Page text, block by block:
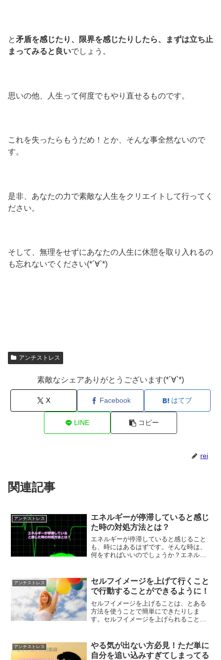
と矛盾を感じたり、限界を感じたりしたら、まずは立ち止
まってみると良いでしょう。
思いの他、人生って何度でもやり直せるものです。
これを失ったらもうだめ！とか、そんな事全然ないので
す。
是非、あなたの力で素敵な人生をクリエイトして行ってく
ださい。
そして、無理をせずにあなたの人生に休憩を取り入れるの
も忘れないでください(*´∀`*)
アンチストレス
素敵なシェアありがとうございます(*´∀`*)
X Facebook はてブ
LINE コピー
rei
関連記事
アンチストレス
エネルギーが停滞していると感じ
た時の対処方法とは？
エネルギーが停滞していると感じること
も、時にはあるはずです。そんな時は、
何をすればいいのでしょうか？エネルギ
アンチストレス
セルフイメージを上げて行くこと
で行動することができるように！
セルフイメージを上げることは、とある
方法を使うことで簡単にできたりしま
す。セルフイメージを上げられること
は、セルフイメージを上げることから始
めませんか？
アンチストレス
やる気が出ない方必見！ただ単に
自分を追い込みすぎてしまってる